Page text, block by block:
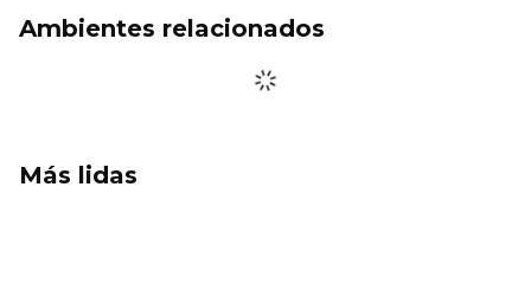
Ambientes relacionados
Más lidas